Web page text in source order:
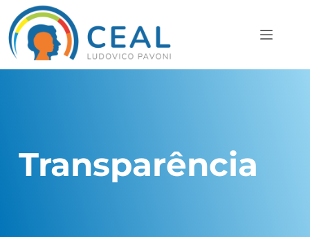
Transparência